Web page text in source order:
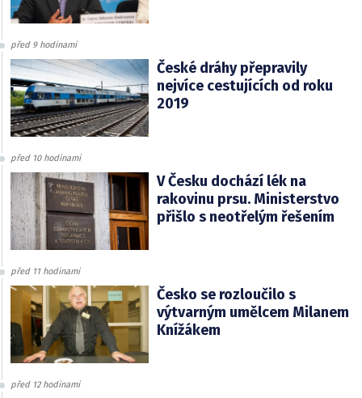
před 9 hodinami
České dráhy přepravily
nejvíce cestujících od roku
2019
před 10 hodinami
V Česku dochází lék na
rakovinu prsu. Ministerstvo
přišlo s neotřelým řešením
před 11 hodinami
Česko se rozloučilo s
výtvarným umělcem Milanem
Knížákem
před 12 hodinami